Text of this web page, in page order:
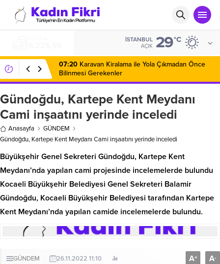
İSTANBUL
AÇIK 29°C
07:20 Karavan Kiralama ile Yola Çıkmadan Önce
Bilinmesi Gerekenler
Gündoğdu, Kartepe Kent Meydanı
Cami inşaatını yerinde inceledi
Anasayfa
GÜNDEM
Gündoğdu, Kartepe Kent Meydanı Cami inşaatını yerinde inceledi
Büyükşehir Genel Sekreteri Gündoğdu, Kartepe Kent
Meydanı’nda yapılan cami projesinde incelemelerde bulundu
Kocaeli Büyükşehir Belediyesi Genel Sekreteri Balamir
Gündoğdu, Kocaeli Büyükşehir Belediyesi tarafından Kartepe
Kent Meydanı’nda yapılan camide incelemelerde bulundu.
GÜNDEM 26.11.2022 11:10 A+ A-